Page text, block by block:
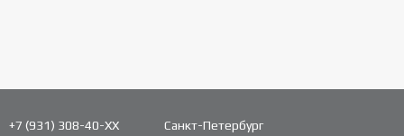
+7 (931) 308-40-ХХ Санкт-Петербург